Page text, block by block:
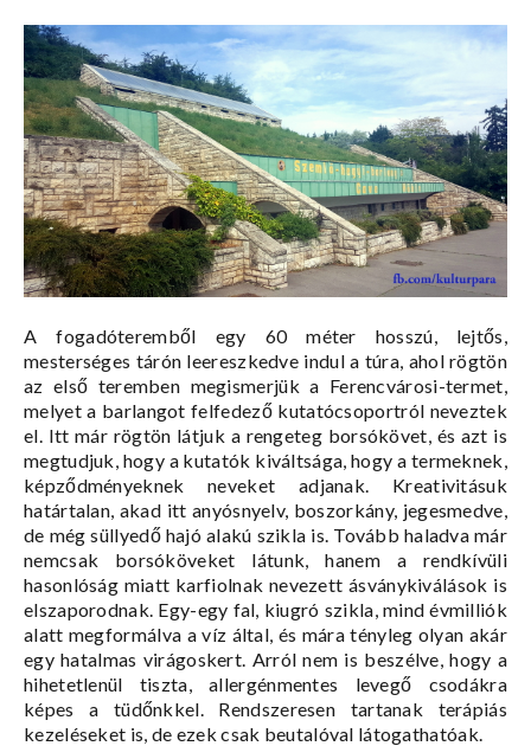
A fogadóteremből egy 60 méter hosszú, lejtős,
mesterséges tárón leereszkedve indul a túra, ahol rögtön
az első teremben megismerjük a Ferencvárosi-termet,
melyet a barlangot felfedező kutatócsoportról neveztek
el. Itt már rögtön látjuk a rengeteg borsókövet, és azt is
megtudjuk, hogy a kutatók kiváltsága, hogy a termeknek,
képződményeknek neveket adjanak. Kreativitásuk
határtalan, akad itt anyósnyelv, boszorkány, jegesmedve,
de még süllyedő hajó alakú szikla is. Tovább haladva már
nemcsak borsóköveket látunk, hanem a rendkívüli
hasonlóság miatt karfiolnak nevezett ásványkiválások is
elszaporodnak. Egy-egy fal, kiugró szikla, mind évmilliók
alatt megformálva a víz által, és mára tényleg olyan akár
egy hatalmas virágoskert. Arról nem is beszélve, hogy a
hihetetlenül tiszta, allergénmentes levegő csodákra
képes a tüdőnkkel. Rendszeresen tartanak terápiás
kezeléseket is, de ezek csak beutalóval látogathatóak.